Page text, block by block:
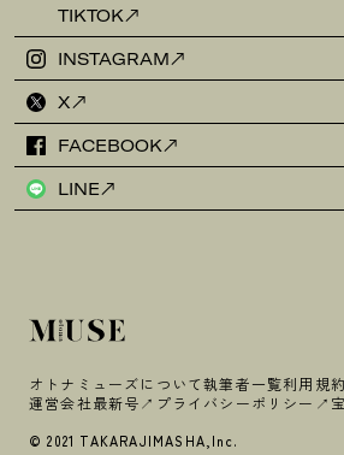
TIKTOK
INSTAGRAM
X
FACEBOOK
LINE
オトナミューズについて執筆者一覧利用規約
運営会社最新号 プライバシーポリシー
© 2021 TAKARAJIMASHA,Inc.